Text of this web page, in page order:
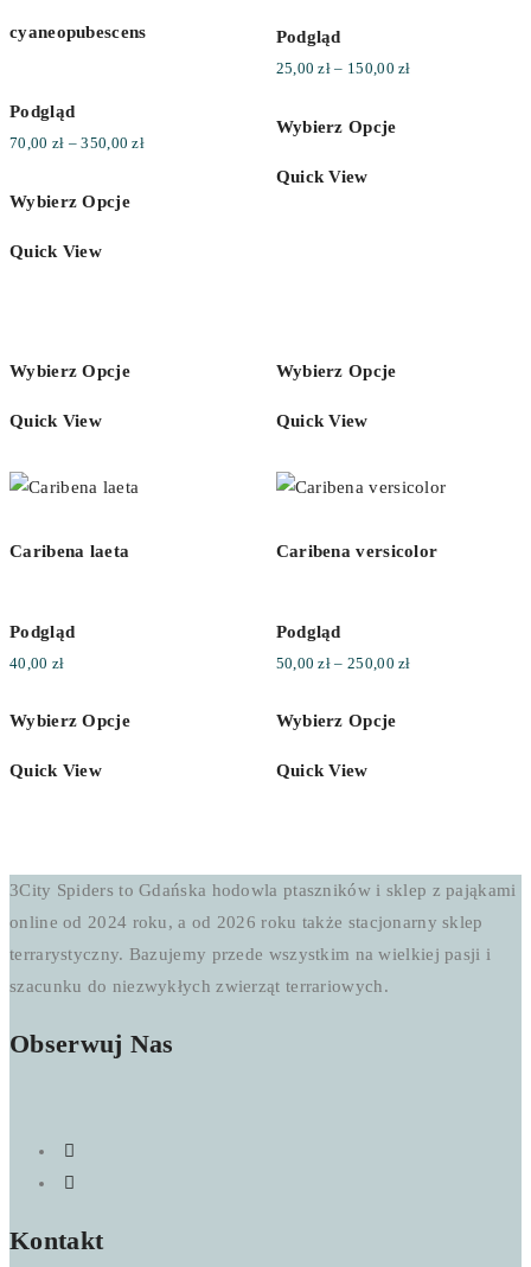
cyaneopubescens
Podgląd
70,00 zł – 350,00złZakres
Wybierz Opcje
Quick View
Podgląd
25,00zł – 150,00złZakres
Wybierz Opcje
Quick View
Wybierz Opcje
Quick View
Caribena laeta
Podgląd
40,00 zł
Wybierz Opcje
Quick View
Wybierz Opcje
Quick View
Caribena versicolor
Podgląd
50,00zł – 250,00złZakres
Wybierz Opcje
Quick View
3City Spiders to Gdańska hodowla ptaszników i sklep z pająkami
online od 2024 roku, a od 2026 roku także stacjonarny sklep
terrarystyczny. Bazujemy przede wszystkim na wielkiej pasji i
szacunku do niezwykłych zwierząt terrariowych.
Obserwuj Nas
Kontakt